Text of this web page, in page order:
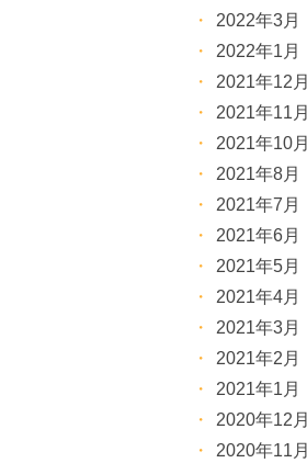
2022年3月
2022年1月
2021年12月
2021年11月
2021年10月
2021年8月
2021年7月
2021年6月
2021年5月
2021年4月
2021年3月
2021年2月
2021年1月
2020年12月
2020年11月